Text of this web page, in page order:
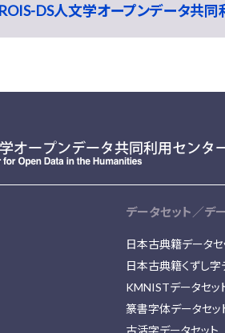
ROIS-DS人文学オープンデータ共
データセット／デ
日本古典籍データセ
日本古典籍くずし字
KMNISTデータセッ
篆書字体データセッ